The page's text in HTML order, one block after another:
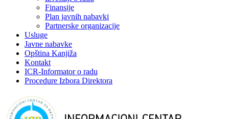
Finansije
Plan javnih nabavki
Partnerske organizacije
Usluge
Javne nabavke
Opština Kanjiža
Kontakt
ICR-Informator o radu
Procedure Izbora Direktora